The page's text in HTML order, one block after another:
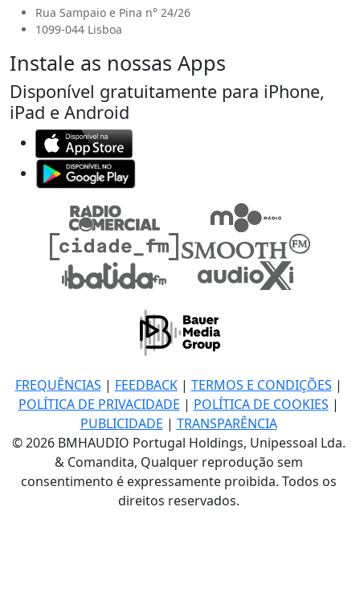
Rua Sampaio e Pina n° 24/26
1099-044 Lisboa
Instale as nossas Apps
Disponível gratuitamente para iPhone,
iPad e Android
FREQUÊNCIAS | FEEDBACK| TERMOS E CONDIÇÕES |
POLÍTICA DE PRIVACIDADE | POLÍTICA DE COOKIES |
PUBLICIDADE | TRANSPARÊNCIA
© 2026 BMHAUDIO Portugal Holdings, Unipessoal Lda.
& Comandita, Qualquer reprodução sem
consentimento é expressamente proibida. Todos os
direitos reservados.